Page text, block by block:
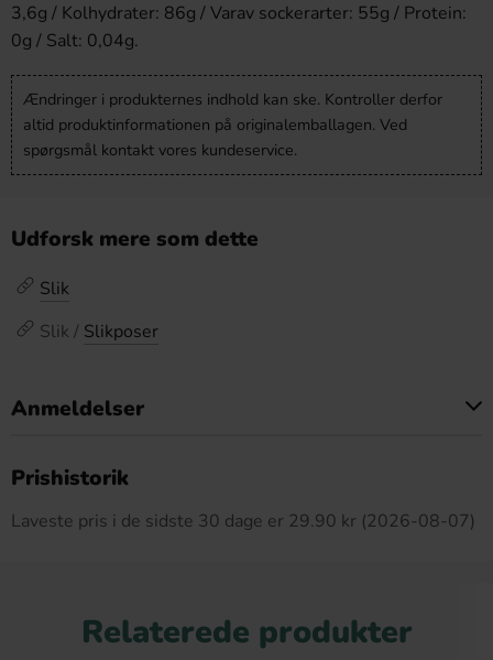
3,6g / Kolhydrater: 86g / Varav sockerarter: 55g / Protein:
0g / Salt: 0,04g.
Ændringer i produkternes indhold kan ske. Kontroller derfor
altid produktinformationen på originalemballagen. Ved
spørgsmål kontakt vores kundeservice.
Udforsk mere som dette
Slik
Slik / Slikposer
Anmeldelser
Prishistorik
Laveste pris i de sidste 30 dage er 29.90 kr (2026-08-07)
Relaterede produkter